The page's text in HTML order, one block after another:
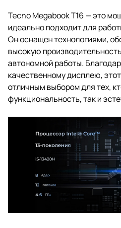
Tecno Megabook T16 — это
идеально подходит для
Он оснащен технологиями,
высокую
автономной работы.
качественному дисплею,
отличным выбором для тех,
функциональность, так и